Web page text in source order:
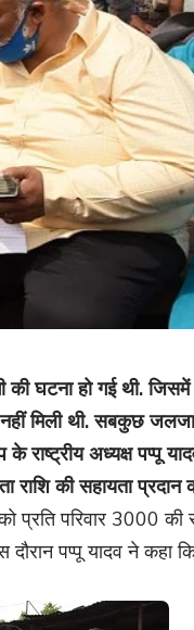
की घटना हो गई थी.
नहीं मिली थी. सबकुछ
राष्ट्रीय अध्यक्ष पप्पू
की सहायता प्रदान
प्रति परिवार 3000 की
दौरान पप्पू यादव ने कहा